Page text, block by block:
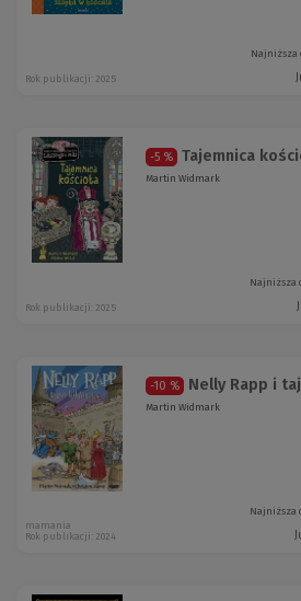
Najniższa
Rok publikacji: 2025
-5 % Tajemnica
Martin Widmark
Najniższa
Rok publikacji: 2025
-10 % Nelly Rapp i
Martin Widmark
Najniższa
mamania
Rok publikacji: 2024